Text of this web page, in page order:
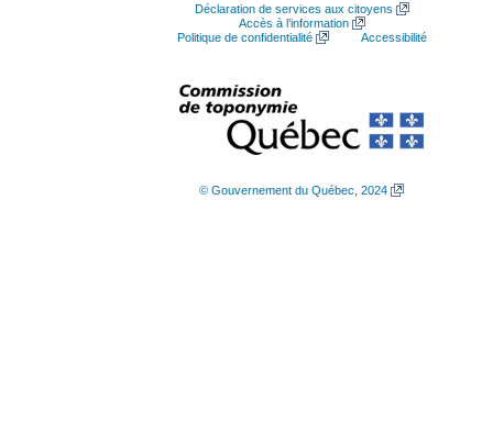
Déclaration de services aux citoyens
Accès à l’information
Politique de confidentialité
Accessibilité
© Gouvernement du Québec, 2024